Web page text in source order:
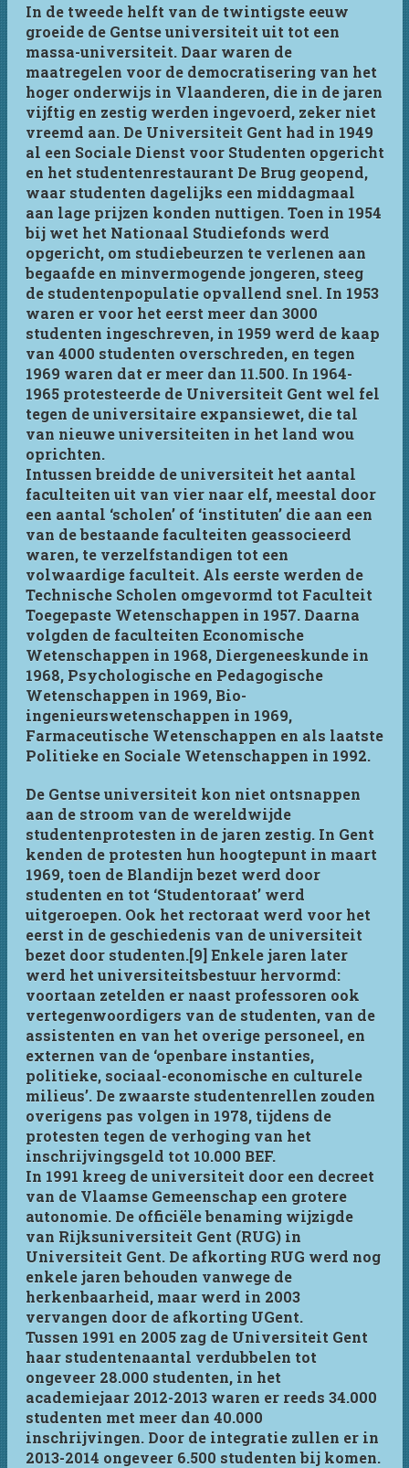
In de tweede helft van de twintigste eeuw
groeide de Gentse universiteit uit tot een
massa-universiteit. Daar waren de
maatregelen voor de democratisering van het
hoger onderwijs in Vlaanderen, die in de jaren
vijftig en zestig werden ingevoerd, zeker niet
vreemd aan. De Universiteit Gent had in 1949
al een Sociale Dienst voor Studenten opgericht
en het studentenrestaurant De Brug geopend,
waar studenten dagelijks een middagmaal
aan lage prijzen konden nuttigen. Toen in 1954
bij wet het Nationaal Studiefonds werd
opgericht, om studiebeurzen te verlenen aan
begaafde en minvermogende jongeren, steeg
de studentenpopulatie opvallend snel. In 1953
waren er voor het eerst meer dan 3000
studenten ingeschreven, in 1959 werd de kaap
van 4000 studenten overschreden, en tegen
1969 waren dat er meer dan 11.500. In 1964-
1965 protesteerde de Universiteit Gent wel fel
tegen de universitaire expansiewet, die tal
van nieuwe universiteiten in het land wou
oprichten.
Intussen breidde de universiteit het aantal
faculteiten uit van vier naar elf, meestal door
een aantal ‘scholen’ of ‘instituten’ die aan een
van de bestaande faculteiten geassocieerd
waren, te verzelfstandigen tot een
volwaardige faculteit. Als eerste werden de
Technische Scholen omgevormd tot Faculteit
Toegepaste Wetenschappen in 1957. Daarna
volgden de faculteiten Economische
Wetenschappen in 1968, Diergeneeskunde in
1968, Psychologische en Pedagogische
Wetenschappen in 1969, Bio-
ingenieurswetenschappen in 1969,
Farmaceutische Wetenschappen en als laatste
Politieke en Sociale Wetenschappen in 1992.
De Gentse universiteit kon niet ontsnappen
aan de stroom van de wereldwijde
studentenprotesten in de jaren zestig. In Gent
kenden de protesten hun hoogtepunt in maart
1969, toen de Blandijn bezet werd door
studenten en tot ‘Studentoraat’ werd
uitgeroepen. Ook het rectoraat werd voor het
eerst in de geschiedenis van de universiteit
bezet door studenten.[9] Enkele jaren later
werd het universiteitsbestuur hervormd:
voortaan zetelden er naast professoren ook
vertegenwoordigers van de studenten, van de
assistenten en van het overige personeel, en
externen van de ‘openbare instanties,
politieke, sociaal-economische en culturele
milieus’. De zwaarste studentenrellen zouden
overigens pas volgen in 1978, tijdens de
protesten tegen de verhoging van het
inschrijvingsgeld tot 10.000 BEF.
In 1991 kreeg de universiteit door een decreet
van de Vlaamse Gemeenschap een grotere
autonomie. De officiële benaming wijzigde
van Rijksuniversiteit Gent (RUG) in
Universiteit Gent. De afkorting RUG werd nog
enkele jaren behouden vanwege de
herkenbaarheid, maar werd in 2003
vervangen door de afkorting UGent.
Tussen 1991 en 2005 zag de Universiteit Gent
haar studentenaantal verdubbelen tot
ongeveer 28.000 studenten, in het
academiejaar 2012-2013 waren er reeds 34.000
studenten met meer dan 40.000
inschrijvingen. Door de integratie zullen er in
2013-2014 ongeveer 6.500 studenten bij komen.